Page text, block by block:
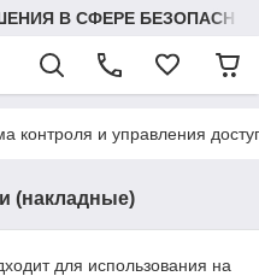
В СФЕРЕ
контроля и управления
(накладные)
для использования на